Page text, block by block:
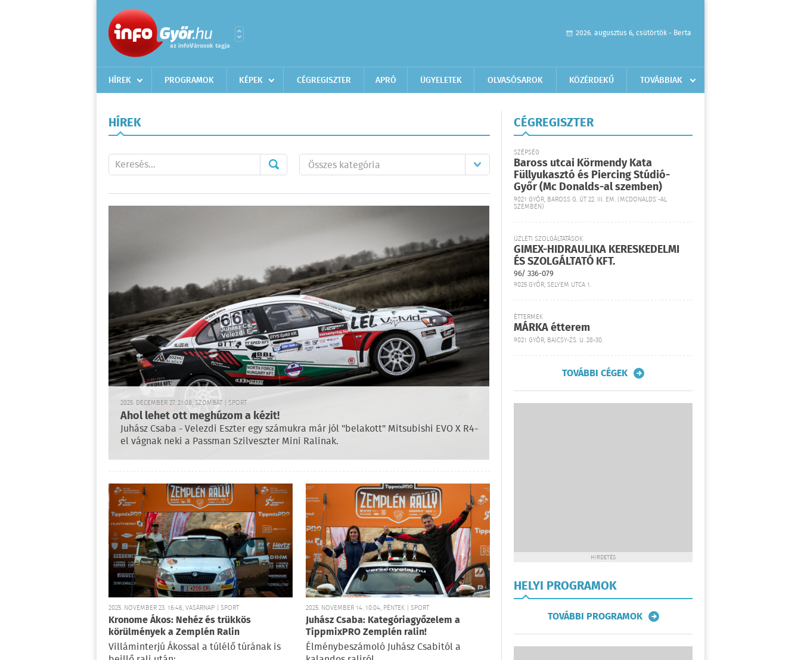
2026. augusztus 6, csütörtök - Berta
HÍREK PROGRAMOK KÉPEK CÉGREGISZTER APRÓ ÜGYELETEK OLVASÓSAROK KÖZÉRDEKŰ TOVÁBBIAK
HÍREK
2025. DECEMBER 27. 21:08, SZOMBAT | SPORT
Ahol lehet ott meghúzom a kézit!
Juhász Csaba - Velezdi Eszter egy számukra már jól "belakott" Mitsubishi EVO X R4-
el vágnak neki a Passman Szilveszter Mini Ralinak.
2025. NOVEMBER 23. 16:46, VASÁRNAP | SPORT
Kronome Ákos: Nehéz és trükkös
körülmények a Zemplén Ralin
Villáminterjú Ákossal a túlélő túrának is
2025. NOVEMBER 14. 10:04, PÉNTEK | SPORT
Juhász Csaba: Kategóriagyőzelem a
TippmixPRO Zemplén ralin!
Élménybeszámoló Juhász Csabitól a
CÉGREGISZTER
SZÉPSÉG
Baross utcai Körmendy Kata
Füllyukasztó és Piercing Stúdió-
Győr (Mc Donalds-al szemben)
9021 GYŐR, BAROSS G. ÚT 22. III. EM. (MCDONALDS´-AL
SZEMBEN)
ÜZLETI SZOLGÁLTATÁSOK
GIMEX-HIDRAULIKA KERESKEDELMI
ÉS SZOLGÁLTATÓ KFT.
96/ 336-079
9025 GYŐR, SELYEM UTCA 1.
ÉTTERMEK
MÁRKA étterem
9021 GYŐR, BAJCSY-ZS. U. 28-30.
TOVÁBBI CÉGEK
HIRDETÉS
HELYI PROGRAMOK
TOVÁBBI PROGRAMOK